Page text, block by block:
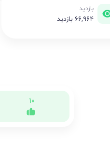
بازدید
66,964 بازدید
10